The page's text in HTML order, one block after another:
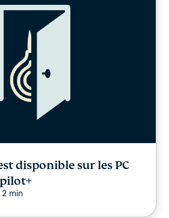
disponible sur les PC
2 min